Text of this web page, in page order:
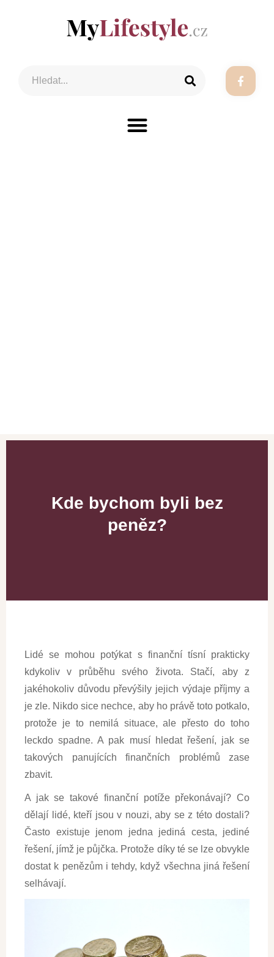
Kde bychom byli bez
peněz?
Lidé se mohou potýkat s finanční tísní prakticky
kdykoliv v průběhu svého života. Stačí, aby z
jakéhokoliv důvodu převýšily jejich výdaje příjmy a
je zle. Nikdo sice nechce, aby ho právě toto potkalo,
protože je to nemilá situace, ale přesto do toho
leckdo spadne. A pak musí hledat řešení, jak se
takových panujících finančních problémů zase
zbavit.
A jak se takové finanční potíže překonávají? Co
dělají lidé, kteří jsou v nouzi, aby se z této dostali?
Často existuje jenom jedna jediná cesta, jediné
řešení, jímž je půjčka. Protože díky té se lze obvykle
dostat k penězům i tehdy, když všechna jiná řešení
selhávají.